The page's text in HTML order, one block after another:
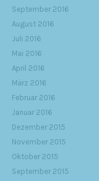
September 2016
August 2016
Juli 2016
Mai 2016
April 2016
März 2016
Februar 2016
Januar 2016
Dezember 2015
November 2015
Oktober 2015
September 2015